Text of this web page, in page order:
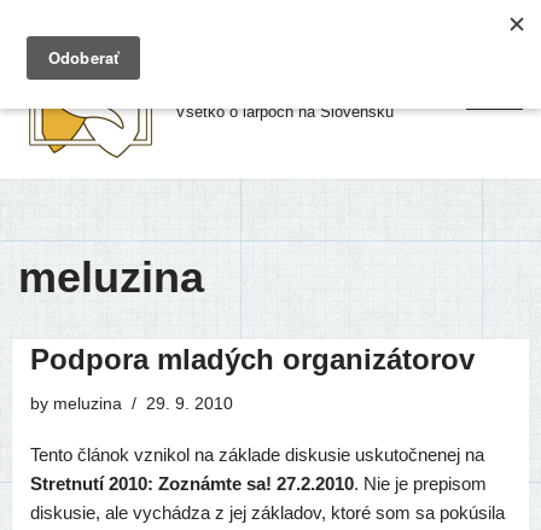
Preskočiť
Všetko o larpoch na Slovensku
meluzina
Podpora mladých organizátorov
by meluzina 29. 9. 2010
Tento člá­nok vzni­kol na zákla­de dis­ku­sie usku­toč­ne­nej na
Stretnutí 2010: Zoznámte sa! 27.2.2010. Nie je pre­pi­som
dis­ku­sie, ale vychá­dza z jej zákla­dov, kto­ré som sa pokú­si­la